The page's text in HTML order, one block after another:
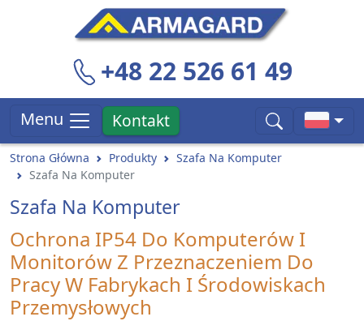
+48 22 526 61 49
Menu Kontakt
Strona Główna Produkty
Szafa Na Komputer
Szafa Na Komputer
Szafa Na Komputer
Ochrona IP54 Do Komputerów I
Monitorów Z Przeznaczeniem Do
Pracy W Fabrykach I Środowiskach
Przemysłowych